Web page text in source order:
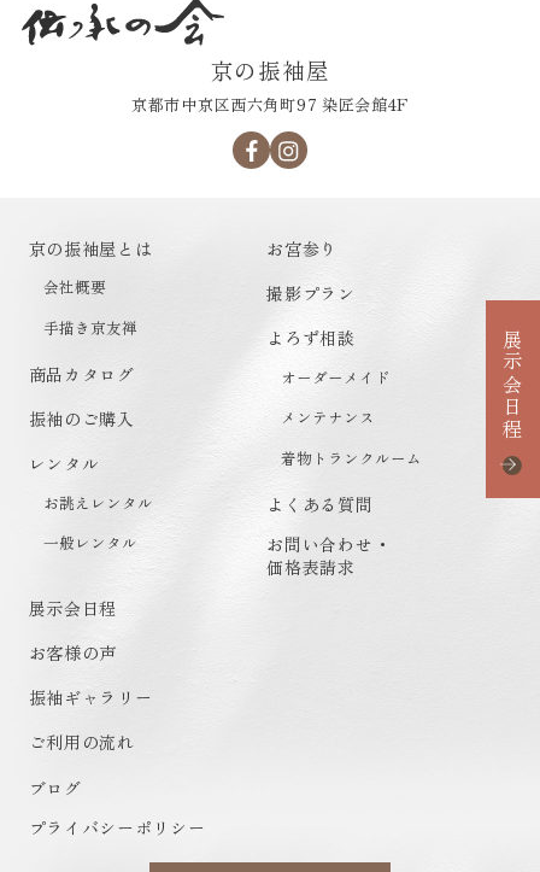
展示会日程
京の振袖屋
京都市中京区西六角町97 染匠会館4F
京の振袖屋とは
会社概要
手描き京友禅
商品カタログ
振袖のご購入
レンタル
お誂えレンタル
一般レンタル
お宮参り
撮影プラン
よろず相談
オーダーメイド
メンテナンス
着物トランクルーム
よくある質問
お問い合わせ・
価格表請求
展示会日程
お客様の声
振袖ギャラリー
ご利用の流れ
ブログ
プライバシーポリシー